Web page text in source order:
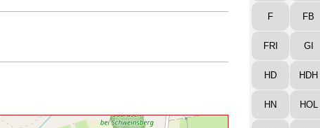
F FB
FRI GI
HD HDH
HN HOL